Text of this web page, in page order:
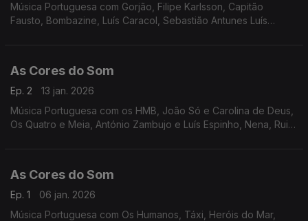
Música Portuguesa com Gorjão, Filipe Karlsson, Capitão
Fausto, Bombazine, Luís Caracol, Sebastião Antunes Luís
As Cores do Som
Ep. 2
13 jan. 2026
Música Portuguesa com os HMB, João Só e Carolina de Deus,
Os Quatro e Meia, António Zambujo e Luís Espinho, Nena, Rui
As Cores do Som
Ep. 1
06 jan. 2026
Música Portuguesa com Os Humanos, Táxi, Heróis do Mar,